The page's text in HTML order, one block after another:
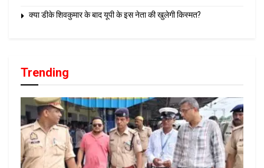
क्या डीके शिवकुमार के बाद यूपी के इस नेता की खुलेगी किस्मत?
Trending